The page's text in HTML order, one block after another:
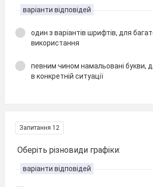
варіанти відповідей
один з варіантів шрифтів, для
використання
певним чином намальовані букви,
в конкретній ситуації
Запитання 12
Оберіть різновиди графіки:
варіанти відповідей